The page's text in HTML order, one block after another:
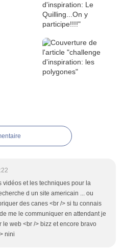
vidéos et les techniques pour la
d un site americain ... ou
des canes <br /> si tu connais
me le communiquer en attendant je
le web <br /> bizz et encore bravo
nini